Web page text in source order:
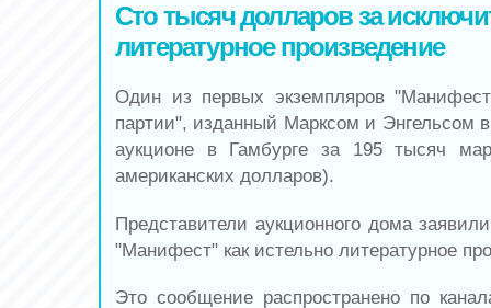
Сто тысяч долларов за
литературное произведение
Один из первых экземпляров
партии", изданный Марксом и Энгельсом
аукционе в Гамбурге за 195 тысяч
американских долларов).
Представители аукционного дома
"Манифест" как истельно литературное
Это сообщение распространено по